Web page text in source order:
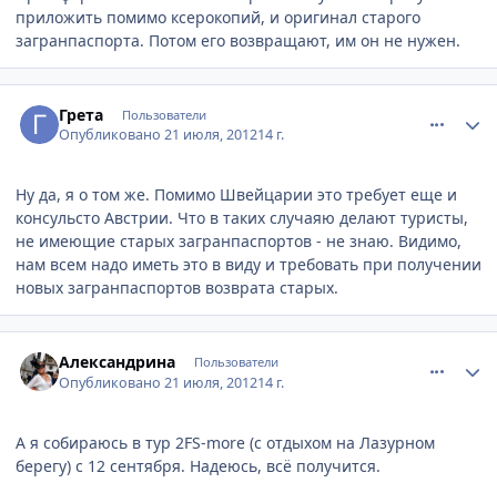
приложить помимо ксерокопий, и оригинал старого
загранпаспорта. Потом его возвращают, им он не нужен.
Грета Пользователи
Опубликовано21 июля, 201214 г.
Ну да, я о том же. Помимо Швейцарии это требует еще и
консульсто Австрии. Что в таких случаяю делают туристы,
не имеющие старых загранпаспортов - не знаю. Видимо,
нам всем надо иметь это в виду и требовать при получении
новых загранпаспортов возврата старых.
Александрина Пользователи
Опубликовано21 июля, 201214 г.
А я собираюсь в тур 2FS-more (с отдыхом на Лазурном
берегу) с 12 сентября. Надеюсь, всё получится.